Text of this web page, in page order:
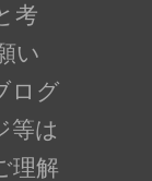
考
い
ログ
等は
理解